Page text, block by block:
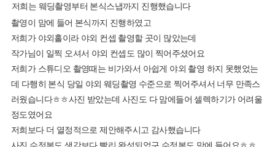
저희는 웨딩촬영부터 본식스냅까지 진행했습니다
촬영이 맘에 들어 본식까지 진행하였고
저희가 야외홀이라 야외 컨셉 촬영할 곳이 많았는데
작가님이 일찍 오셔서 야외 컨셉도 많이 찍어주셨어요
저희가 스튜디오 촬영때는 비가와서 아쉽게 야외 촬영 하지 못했었는
데 다행히 본식 당일 야외 웨딩촬영 수준으로 찍어주셔서 너무 만족스
러웠습니다ㅎㅎ사진 받았는데 사진도 다 맘에들어 셀렉하기가 어려울
정도였어요
저희보다 더 열정적으로 제안해주시고 감사했습니다